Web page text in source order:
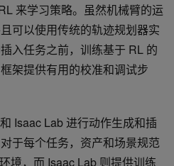
来学习策略。虽然机械臂的运
可以使用传统的轨迹规划器实
入任务之前，训练基于 RL 的
架提供有用的校准和调试步
Isaac Lab 进行动作生成和插
于每个任务，资产和场景规范
境，而 Isaac Lab 则提供训练